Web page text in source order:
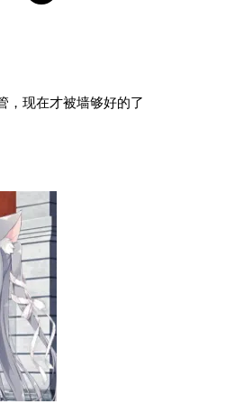
，现在才被墙够好的了